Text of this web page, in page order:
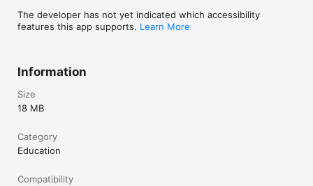
The developer has not yet indicated which accessibility
features this app supports. Learn More
Information
Size
18 MB
Category
Education
Compatibility